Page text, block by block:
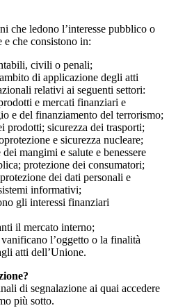
che ledono l’interesse pubblico o
e che consistono in:
civili o penali;
di applicazione degli atti
relativi ai seguenti settori:
e mercati finanziari e
e del finanziamento del terrorismo;
prodotti; sicurezza dei trasporti;
e sicurezza nucleare;
mangimi e salute e benessere
protezione dei consumatori;
dei dati personali e
informativi;
gli interessi finanziari
il mercato interno;
l’oggetto o la finalità
atti dell’Unione.
di segnalazione ai quai accedere
più sotto.